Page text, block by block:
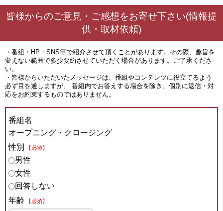
皆様からのご意見・ご感想をお寄せ下さい(情報提
供・取材依頼)
・番組・HP・SNS等で紹介させて頂くことがあります。その際、趣旨を
変えない範囲で多少要約させていただく場合があります。ご了承くださ
い。
・皆様からいただいたメッセージは、番組やコンテンツに役立てるよう
必ず目を通しますが、 番組内でお答えする場合を除き、個別に返信・対
応をお約束するものではありません。
番組名
オープニング・クロージング
性別
【必須】
男性
女性
回答しない
年齢
【必須】